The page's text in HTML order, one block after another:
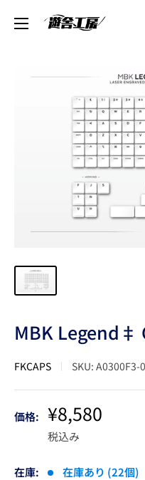
遊
MBK Legend‡
FKCAPS SKU: A0300F3-
価格: 販
売
価
格
¥8,580
税込み
在庫: 在庫あり (22個)